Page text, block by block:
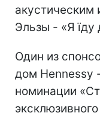
акустическим
Эльзы - «Я
Один из
дом Hennessy
номинации